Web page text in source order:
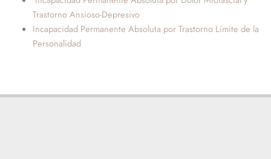
Trastorno Ansioso-Depresivo
Incapacidad Permanente Absoluta por Trastorno Límite de la
Personalidad